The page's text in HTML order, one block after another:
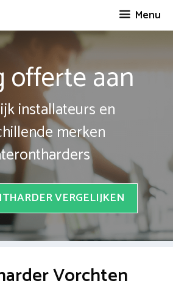
Menu
offerte aan
installateurs en
merken
VERGELIJKEN
Vorchten